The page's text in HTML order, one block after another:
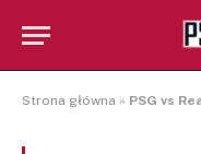
Strona główna » PSG vs